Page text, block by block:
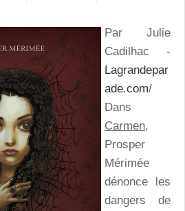
Par Julie
Cadilhac -
Lagrandepar
ade.com/
Dans
Carmen,
Prosper
Mérimée
dénonce les
dangers de